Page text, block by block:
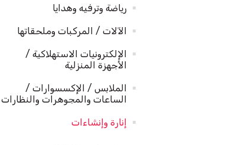
رياضة وترفيه وهدايا
الآلات / المركبات وملحقاتها
الإلكترونيات الاستهلاكية /
الأجهزة المنزلية
الملابس / الإكسسوارات /
الساعات والمجوهرات والنظارات
إنارة وإنشاءات